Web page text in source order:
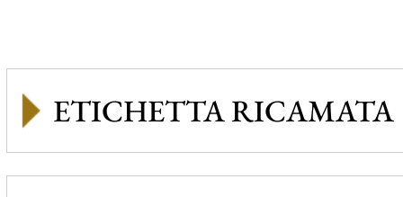
ETICHETTA RICAMATA